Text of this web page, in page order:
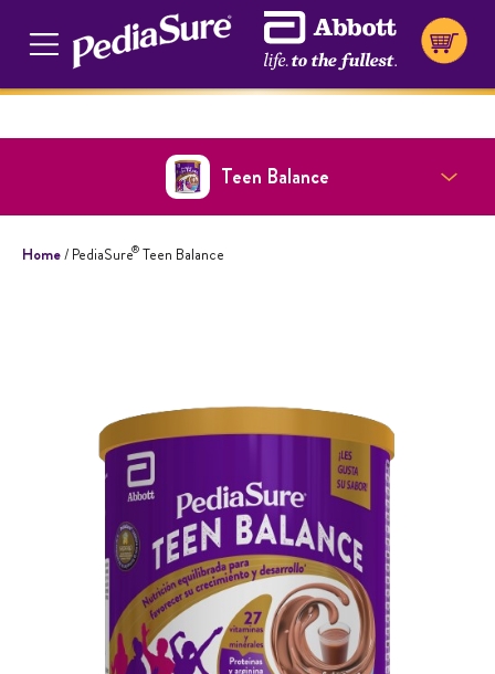
Teen Balance
Home/ PediaSure® Teen Balance